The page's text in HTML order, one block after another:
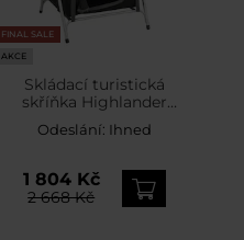
FINAL SALE
AKCE
Skládací turistická
skříňka Highlander
Outdoor
Odeslání: Ihned
1 804 Kč
2 668 Kč